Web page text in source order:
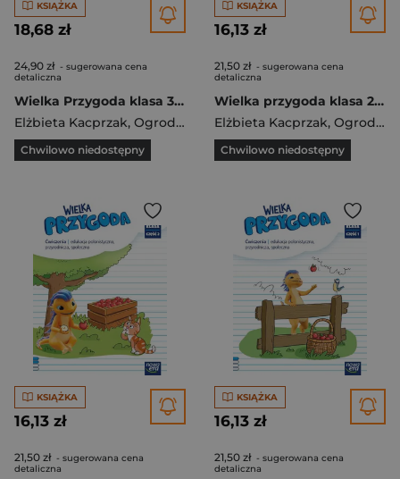
KSIĄŻKA
18,68 zł
24,90 zł - sugerowana cena
detaliczna
Wielka Przygoda klasa 3 część 1 Podręcznik edukacja polonistyczna i społeczna EDYCJA 2022-2024 61501
Elżbieta Kacprzak, Ogrodowczyk Małgorzata
Chwilowo niedostępny
KSIĄŻKA
16,13 zł
21,50 zł - sugerowana cena
detaliczna
Wielka przygoda klasa 2 część 3 Zeszyt ćwiczeń zintegrowanych EDYCJA 2021-2023
Elżbieta Kacprzak, Ogrodowczyk Małgorzata
Chwilowo niedostępny
KSIĄŻKA
16,13 zł
21,50 zł - sugerowana cena
detaliczna
KSIĄŻKA
16,13 zł
21,50 zł - sugerowana cena
detaliczna